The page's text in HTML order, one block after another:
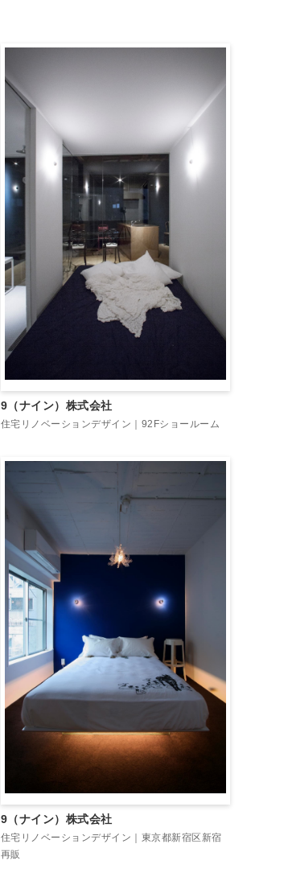
9（ナイン）株式会社
住宅リノベーションデザイン｜92Fショールーム
9（ナイン）株式会社
住宅リノベーションデザイン｜東京都新宿区新宿
再販